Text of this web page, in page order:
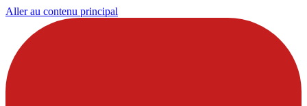
Aller au contenu principal